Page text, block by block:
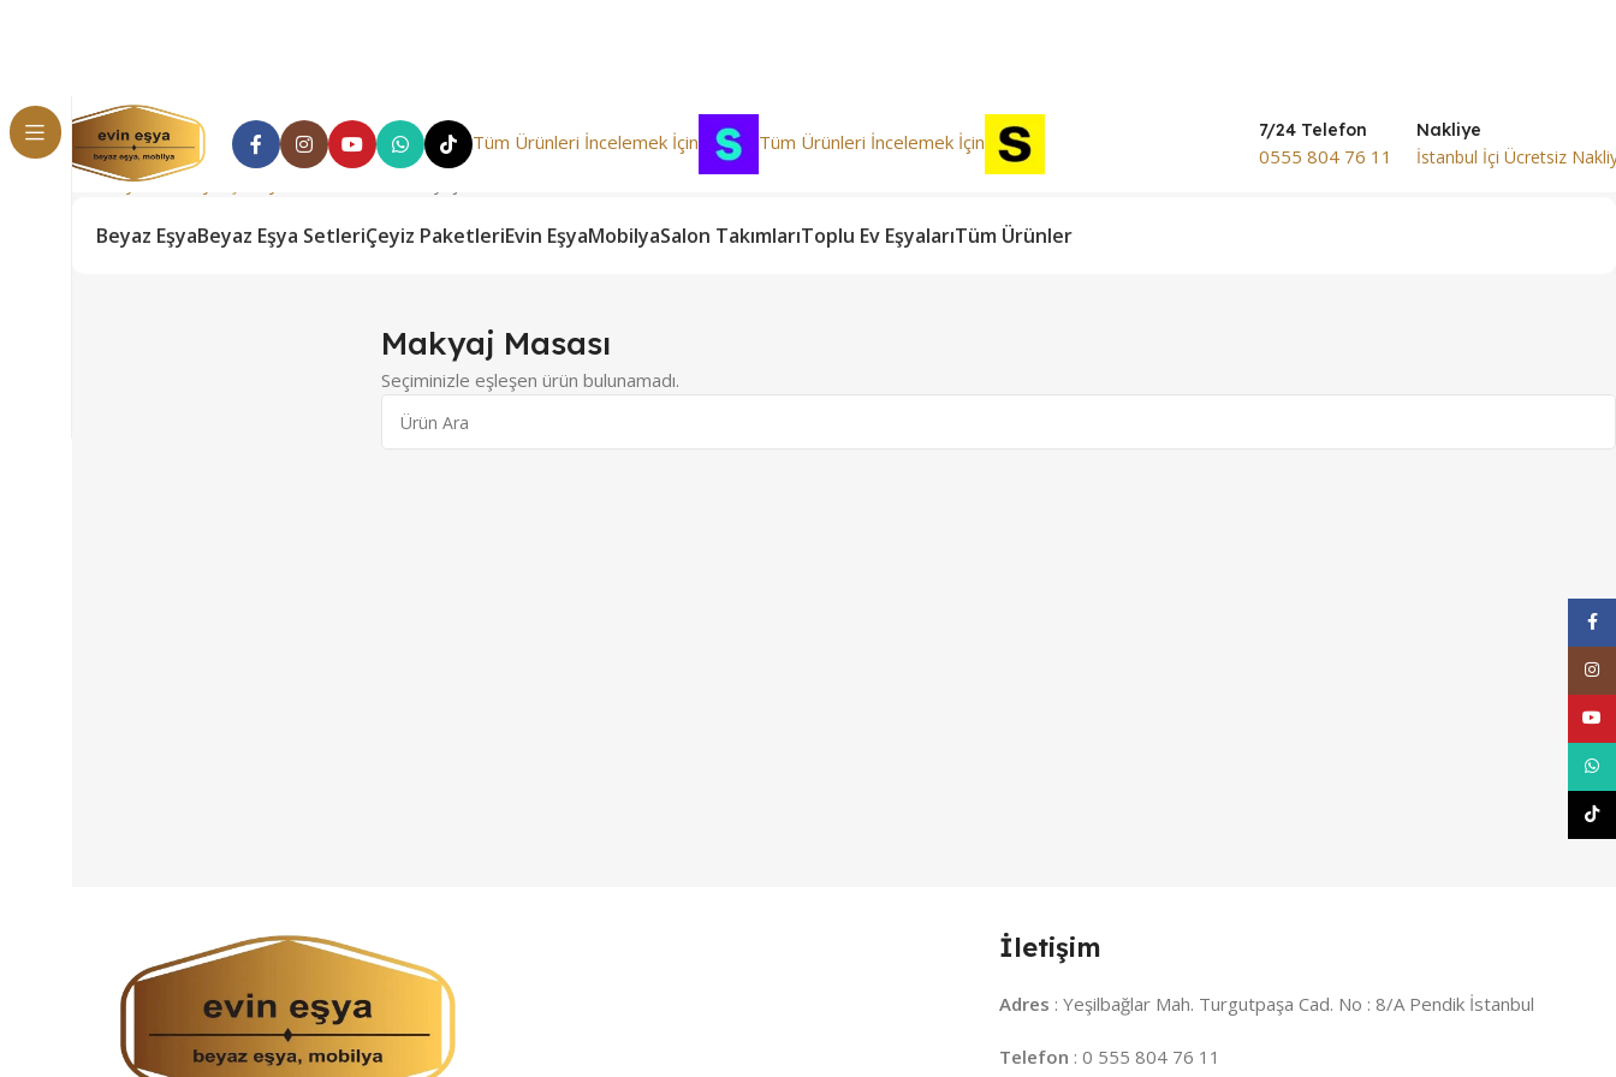
Tüm Ürünleri İncelemek İçin Tüm Ürünleri İncelemek İçin
7/24 Telefon
0555 804 76 11
Nakliye
İstanbul İçi Ücretsiz
Ana Sayfa Mobilya
Beyaz EşyaBeyaz Eşya SetleriÇeyiz PaketleriEvin EşyaMobilyaSalon TakımlarıToplu Ev EşyalarıTüm Ürünler
Makyaj Masası
Seçiminizle eşleşen ürün bulunamadı.
İletişim
Adres : Yeşilbağlar Mah. Turgutpaşa Cad. No : 8/A Pendik İstanbul
Telefon : 0 555 804 76 11